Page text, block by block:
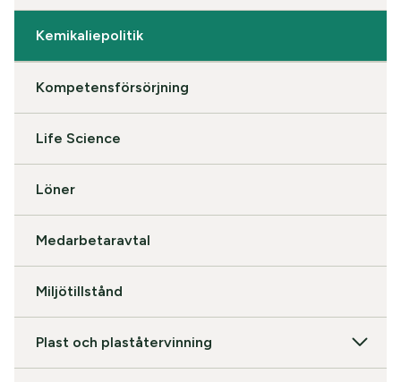
Kemikaliepolitik
Kompetensförsörjning
Life Science
Löner
Medarbetaravtal
Miljötillstånd
Plast och plaståtervinning